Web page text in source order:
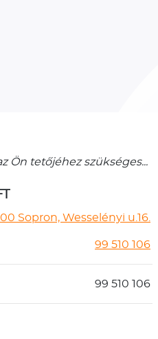
Ön tetőjéhez szükséges...
Sopron, Wesselényi u.16.
99 510 106
99 510 106